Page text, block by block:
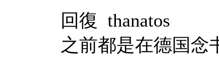
回復 thanatos
之前都是在德国念